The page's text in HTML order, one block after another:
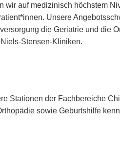
wir auf medizinisch höchstem
Unsere
die Geriatrie und die
Stensen-Kliniken.
Stationen der Fachbereiche
sowie Geburtshilfe